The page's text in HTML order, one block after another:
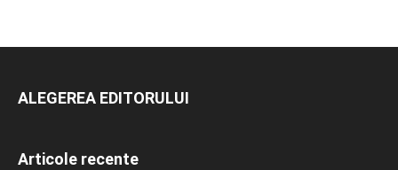
ALEGEREA EDITORULUI
Articole recente